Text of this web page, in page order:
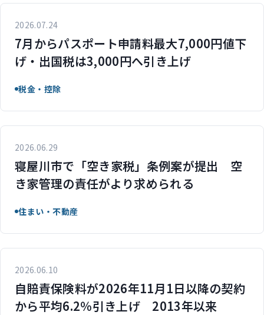
2026.07.24
7月からパスポート申請料最大7,000円値下
げ・出国税は3,000円へ引き上げ
税金・控除
2026.06.29
寝屋川市で「空き家税」条例案が提出 空
き家管理の責任がより求められる
住まい・不動産
2026.06.10
自賠責保険料が2026年11月1日以降の契約
から平均6.2％引き上げ 2013年以来